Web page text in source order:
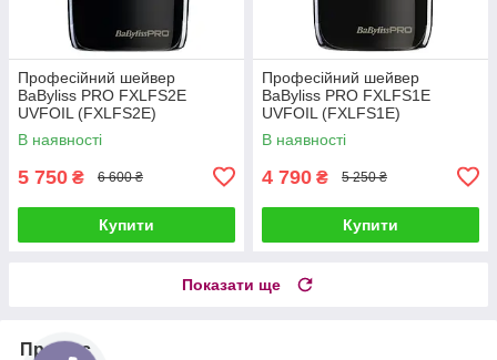
Професійний шейвер
BaByliss PRO FXLFS2E
UVFOIL (FXLFS2E)
В наявності
5 750 ₴ 6 600 ₴
Купити
Професійний шейвер
BaByliss PRO FXLFS1E
UVFOIL (FXLFS1E)
В наявності
4 790 ₴ 5 250 ₴
Купити
Показати ще
Про нас